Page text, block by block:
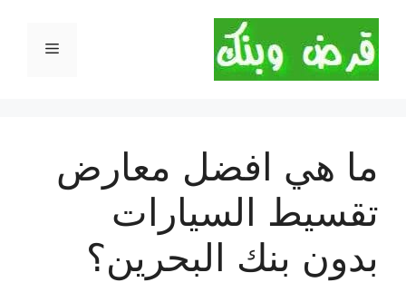
المحتوى
القائمة
ما هي افضل معارض
تقسيط السيارات
بدون بنك البحرين؟